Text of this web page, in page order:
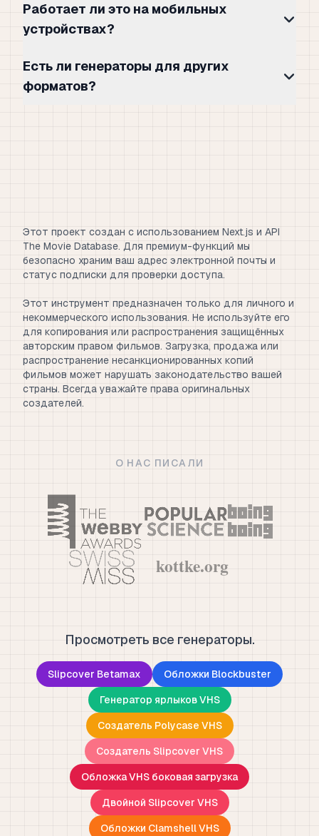
Работает ли это на мобильных
устройствах?
Есть ли генераторы для других
форматов?
Этот проект создан с использованием Next.js и API
The Movie Database. Для премиум-функций мы
безопасно храним ваш адрес электронной почты и
статус подписки для проверки доступа.
Этот инструмент предназначен только для личного и
некоммерческого использования. Не используйте его
для копирования или распространения защищённых
авторским правом фильмов. Загрузка, продажа или
распространение несанкционированных копий
фильмов может нарушать законодательство вашей
страны. Всегда уважайте права оригинальных
создателей.
О НАС ПИСАЛИ
Просмотреть все генераторы.
Slipcover Betamax
Обложки Blockbuster
Генератор ярлыков VHS
Создатель Polycase VHS
Создатель Slipcover VHS
Обложка VHS боковая загрузка
Двойной Slipcover VHS
Обложки Clamshell VHS